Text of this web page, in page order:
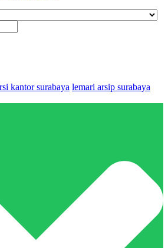
kantor surabaya lemari arsip surabaya